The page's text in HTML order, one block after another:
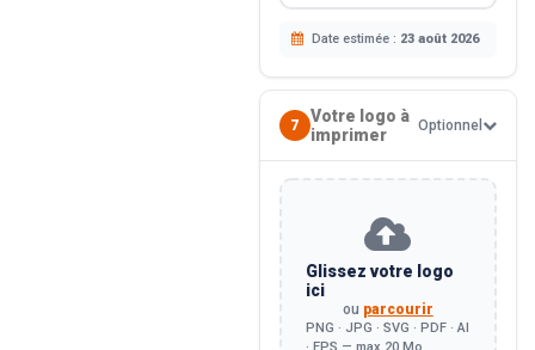
Date estimée : 23 août 2026
7
Votre logo à
imprimer
Optionnel
Glissez votre logo
ici
ou parcourir
PNG · JPG · SVG · PDF · AI
· EPS — max 20 Mo